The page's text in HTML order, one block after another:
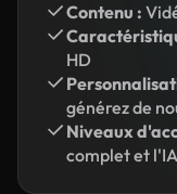
Contenu :
HD
générez de
Niveaux
complet et